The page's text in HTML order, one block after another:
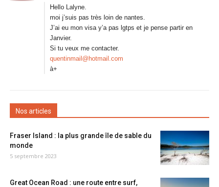
Hello Lalyne.
moi j’suis pas très loin de nantes.
J’ai eu mon visa y’a pas lgtps et je pense partir en
Janvier.
Si tu veux me contacter.
quentinmail@hotmail.com
à+
Nos articles
Fraser Island : la plus grande île de sable du
monde
5 septembre 2023
Great Ocean Road : une route entre surf,